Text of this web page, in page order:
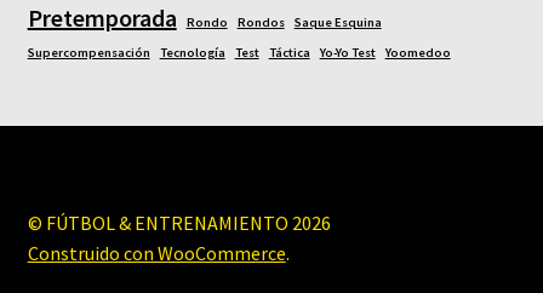
Pretemporada Rondo Rondos
Saque Esquina
Supercompensación
Tecnología Test Táctica Yo-Yo Test Yoomedoo
© FÚTBOL & ENTRENAMIENTO 2026
Construido con WooCommerce.